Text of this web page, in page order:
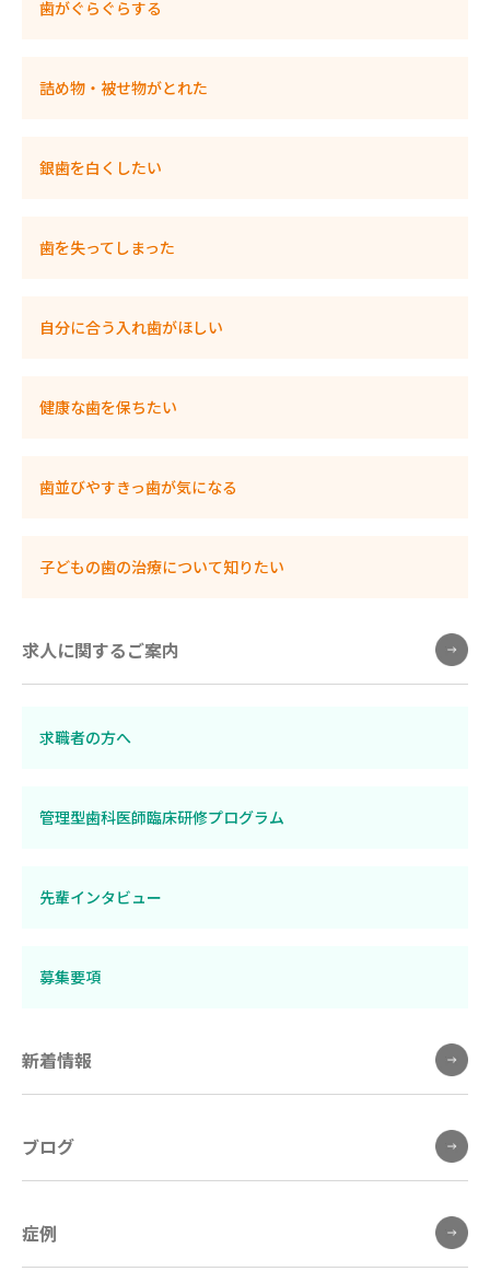
歯がぐらぐらする
詰め物・被せ物がとれた
銀歯を白くしたい
歯を失ってしまった
自分に合う入れ歯がほしい
健康な歯を保ちたい
歯並びやすきっ歯が気になる
子どもの歯の治療について知りたい
求人に関するご案内
求職者の方へ
管理型歯科医師臨床研修プログラム
先輩インタビュー
募集要項
新着情報
ブログ
症例